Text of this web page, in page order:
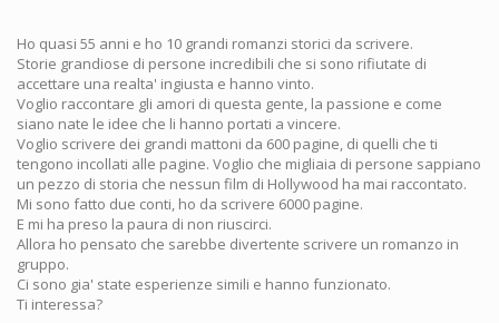
Ho quasi 55 anni e ho 10 grandi romanzi storici da scrivere.
Storie grandiose di persone incredibili che si sono rifiutate di
accettare una realta' ingiusta e hanno vinto.
Voglio raccontare gli amori di questa gente, la passione e come
siano nate le idee che li hanno portati a vincere.
Voglio scrivere dei grandi mattoni da 600 pagine, di quelli che ti
tengono incollati alle pagine. Voglio che migliaia di persone sappiano
un pezzo di storia che nessun film di Hollywood ha mai raccontato.
Mi sono fatto due conti, ho da scrivere 6000 pagine.
E mi ha preso la paura di non riuscirci.
Allora ho pensato che sarebbe divertente scrivere un romanzo in
gruppo.
Ci sono gia' state esperienze simili e hanno funzionato.
Ti interessa?